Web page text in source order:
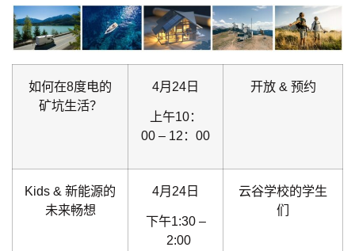
如何在8度电的
矿坑生活？
4月24日
上午10：
00 – 12：00
开放 & 预约
Kids & 新能源的
未来畅想
4月24日
下午1:30 –
2:00
云谷学校的学生
们